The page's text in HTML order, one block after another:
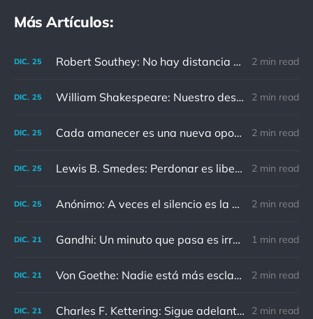
Más Artículos:
DIC. 25 Robert Southey: No hay distancia o tiempo que pueda disminuir la amistad de aquellos que están completamente convencidos del valor del otro 2 min read
DIC. 25 William Shakespeare: Nuestro destino está en las estrellas, así que levantemos nuestros ojos al cielo 2 min read
DIC. 25 Cada amanecer es una nueva oportunidad 2 min read
DIC. 25 Lewis B. Smedes: Perdonar es liberar a un prisionero y descubrir que el prisionero eras tú 2 min read
DIC. 25 Anónimo: A veces el silencio es la mejor respuesta 2 min read
DIC. 21 Gandhi: Un minuto que pasa es irrecuperable. Conociendo esto, ¿cómo podemos malgastar tantas horas? 1 min read
DIC. 21 Von Goethe: Nadie está más esclavizado que aquellos que falsamente creen que son libres. 2 min read
DIC. 21 Charles F. Kettering: Sigue adelante, y es probable que tropieces con algo, tal vez cuando menos lo esperes. Nunca he escuchado hablar de alguien algu 2 min read